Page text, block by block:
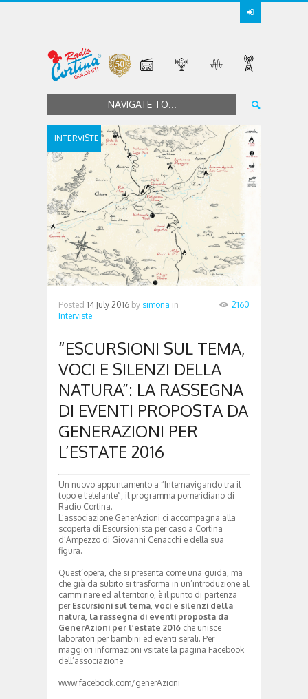
NAVIGATE TO...
INTERVISTE
Posted 14 July 2016 by simona in
Interviste
2160
“ESCURSIONI SUL TEMA,
VOCI E SILENZI DELLA
NATURA”: LA RASSEGNA
DI EVENTI PROPOSTA DA
GENERAZIONI PER
L’ESTATE 2016
Un nuovo appuntamento a “Internavigando tra il
topo e l’elefante”, il programma pomeridiano di
Radio Cortina.
L’associazione GenerAzioni ci accompagna alla
scoperta di Escursionista per caso a Cortina
d’Ampezzo di Giovanni Cenacchi e della sua
figura.
Quest’opera, che si presenta come una guida, ma
che già da subito si trasforma in un’introduzione al
camminare ed al territorio, è il punto di partenza
perEscursioni sul tema, voci e silenzi della
natura, la rassegna di eventi proposta da
GenerAzioni per l’estate 2016 che unisce
laboratori per bambini ed eventi serali. Per
maggiori informazioni vsitate la pagina Facebook
dell’associazione
www.facebook.com/generAzioni